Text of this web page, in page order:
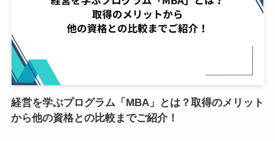
経営を学ぶプログラム「MBA」とは？取得のメリット
から他の資格との比較までご紹介！